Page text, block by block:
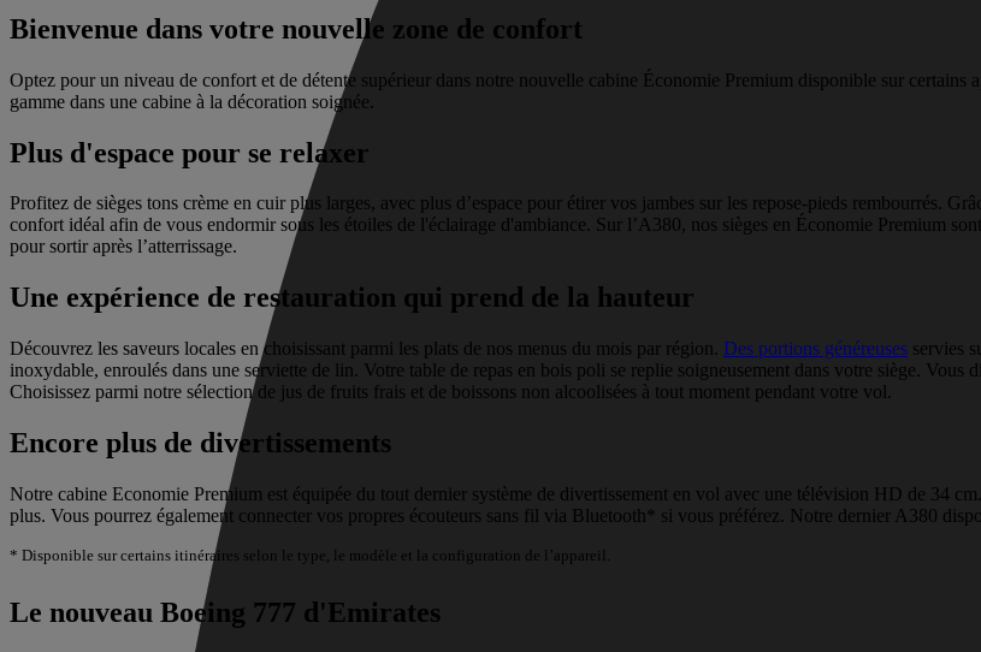
Bienvenue dans votre nouvelle zone de confort
Optez pour un niveau de confort et de détente supérieur dans notre nouvelle cabine Économie Premium disponible sur certains
gamme dans une cabine à la décoration soignée.
Plus d'espace pour se relaxer
Profitez de sièges tons crème en cuir plus larges, avec plus d’espace pour étirer vos jambes sur les repose-pieds rembourrés.
confort idéal afin de vous endormir sous les étoiles de l'éclairage d'ambiance. Sur l’A380, nos sièges en Économie Premium
pour sortir après l’atterrissage.
Une expérience de restauration qui prend de la hauteur
Découvrez les saveurs locales en choisissant parmi les plats de nos menus du mois par région. Des portions généreuses servies
inoxydable, enroulés dans une serviette de lin. Votre table de repas en bois poli se replie soigneusement dans votre siège. Vous
Choisissez parmi notre sélection de jus de fruits frais et de boissons non alcoolisées à tout moment pendant votre vol.
Encore plus de divertissements
Notre cabine Economie Premium est équipée du tout dernier système de divertissement en vol avec une télévision HD de 34
plus. Vous pourrez également connecter vos propres écouteurs sans fil via Bluetooth* si vous préférez. Notre dernier A380
* Disponible sur certains itinéraires selon le type, le modèle et la configuration de l’appareil.
Le nouveau Boeing 777 d'Emirates